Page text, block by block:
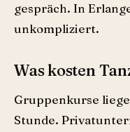
gespräch. In
unkompliziert.
Was kosten
Gruppenkurse
Stunde.